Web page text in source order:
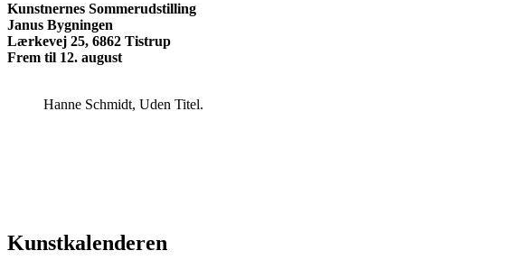
Kunstnernes Sommerudstilling
Janus Bygningen
Lærkevej 25, 6862 Tistrup
Frem til 12. august
Hanne Schmidt, Uden Titel.
Kunstkalenderen